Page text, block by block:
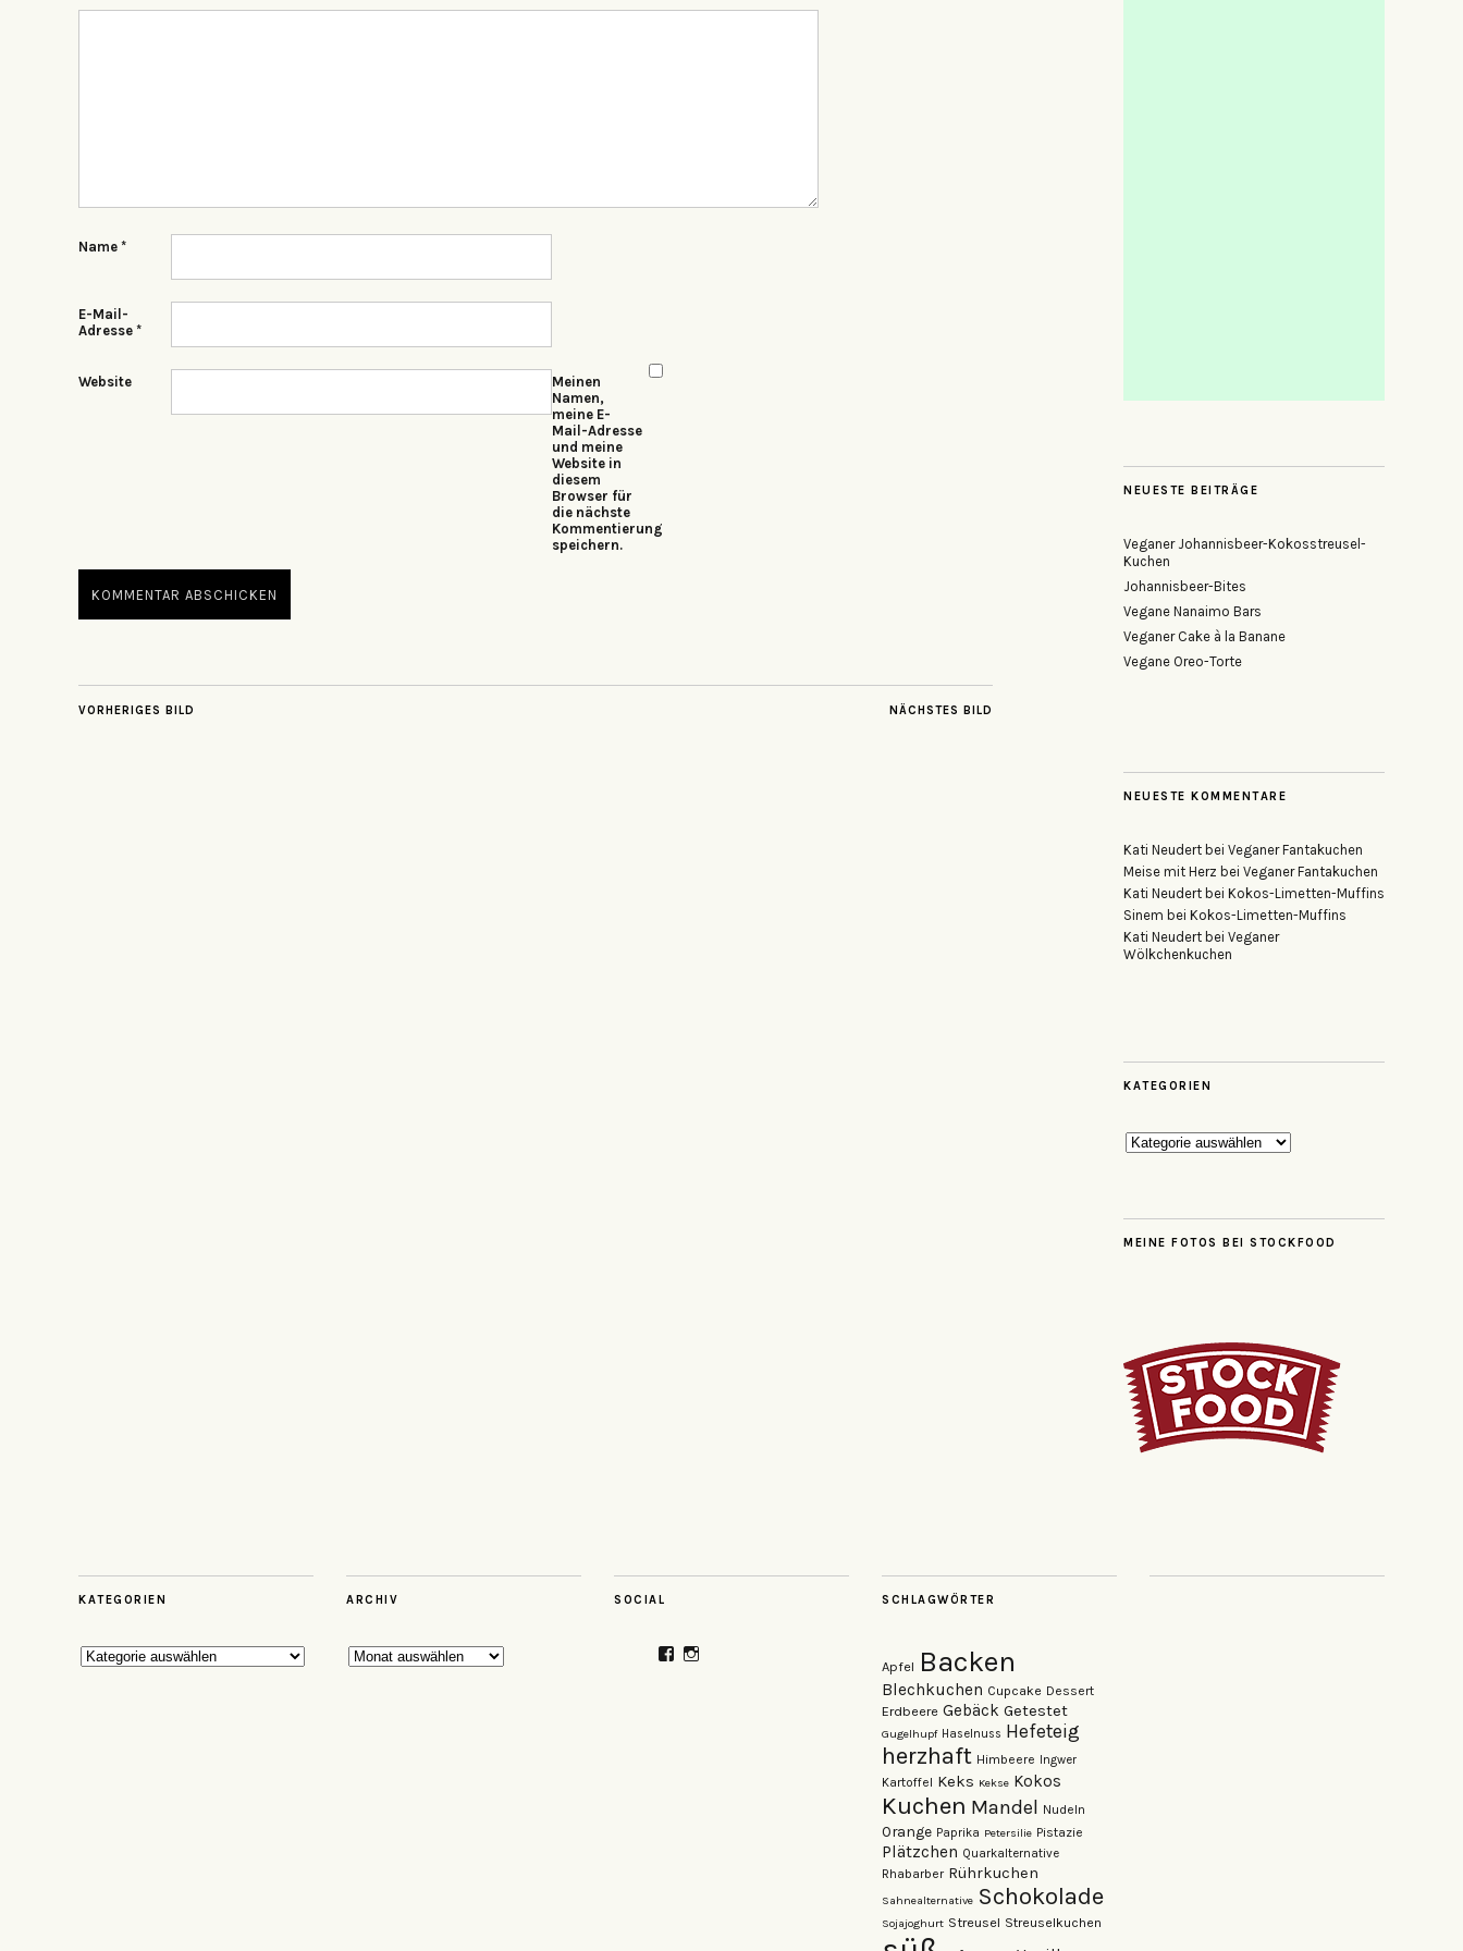
Name *
E-Mail-
Adresse *
Website
Meinen
Namen,
meine E-
Mail-Adresse
und meine
Website in
diesem
Browser für
die nächste
Kommentierung
speichern.
NÄCHSTES BILD
VORHERIGES BILD
NEUESTE BEITRÄGE
Veganer Johannisbeer-Kokosstreusel-
Kuchen
Johannisbeer-Bites
Vegane Nanaimo Bars
Veganer Cake à la Banane
Vegane Oreo-Torte
NEUESTE KOMMENTARE
Kati Neudert bei Veganer Fantakuchen
Meise mit Herz bei Veganer Fantakuchen
Kati Neudert bei Kokos-Limetten-Muffins
Sinem bei Kokos-Limetten-Muffins
Kati Neudert bei Veganer
Wölkchenkuchen
KATEGORIEN
Kategorien
MEINE FOTOS BEI STOCKFOOD
KATEGORIEN
Kategorien
ARCHIV
Archiv
SOCIAL
ProfilProfil
SCHLAGWÖRTER
Apfel Backen
Blechkuchen Cupcake Dessert
Erdbeere Gebäck Getestet
Gugelhupf Haselnuss Hefeteig
herzhaft Himbeere Ingwer
Kartoffel Keks Kekse Kokos
Kuchen Mandel Nudeln
Orange Paprika Petersilie Pistazie
Plätzchen Quarkalternative
Rhabarber Rührkuchen
Sahnealternative Schokolade
Sojajoghurt Streusel Streuselkuchen